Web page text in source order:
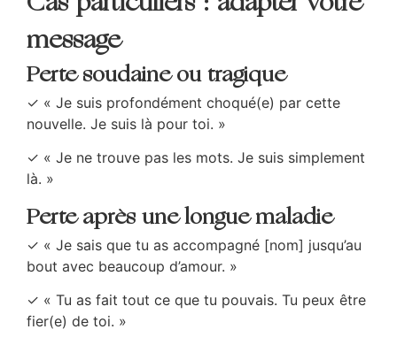
message
Perte soudaine ou tragique
✓ « Je suis profondément choqué(e) par cette
nouvelle. Je suis là pour toi. »
✓ « Je ne trouve pas les mots. Je suis simplement
là. »
Perte après une longue maladie
✓ « Je sais que tu as accompagné [nom] jusqu’au
bout avec beaucoup d’amour. »
✓ « Tu as fait tout ce que tu pouvais. Tu peux être
fier(e) de toi. »